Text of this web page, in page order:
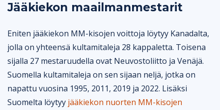
Jääkiekon maailmanmestarit
Eniten jääkiekon MM-kisojen voittoja löytyy Kanadalta,
jolla on yhteensä kultamitaleja 28 kappaletta. Toisena
sijalla 27 mestaruudella ovat Neuvostoliitto ja Venäjä.
Suomella kultamitaleja on sen sijaan neljä, jotka on
napattu vuosina 1995, 2011, 2019 ja 2022. Lisäksi
Suomelta löytyy jääkiekon nuorten MM-kisojen